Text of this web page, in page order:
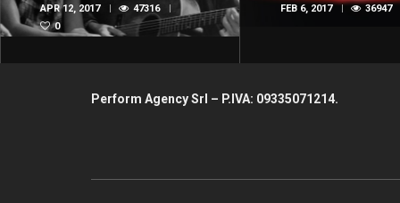
APR 12, 2017
47316
0
FEB 6, 2017 36947
Perform Agency Srl – P.IVA: 09335071214.